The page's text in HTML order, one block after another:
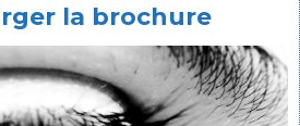
la brochure